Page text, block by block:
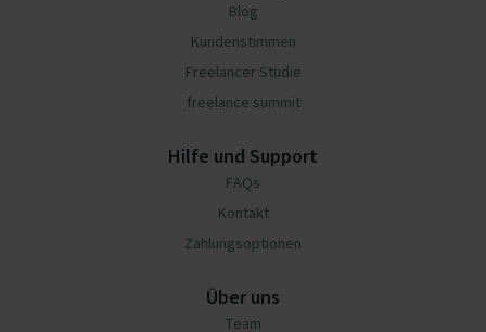
Blog
Kundenstimmen
Freelancer Studie
freelance summit
Hilfe und Support
FAQs
Kontakt
Zahlungsoptionen
Über uns
Team